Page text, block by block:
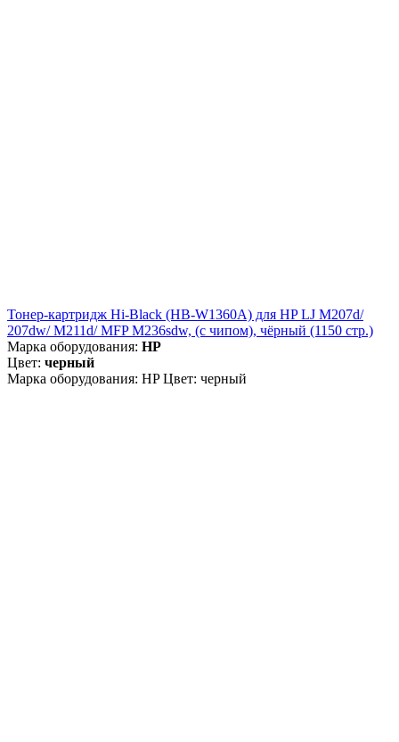
Тонер-картридж Hi-Black (HB-W1360A) для HP LJ M207d/
207dw/ M211d/ MFP M236sdw, (с чипом), чёрный (1150 стр.)
Марка оборудования: HP
Цвет: черный
Марка оборудования: HP Цвет: черный